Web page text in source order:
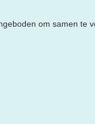
om samen te